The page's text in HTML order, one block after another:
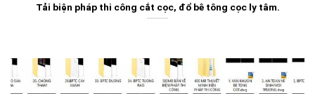
Tải biện pháp thi công cắt cọc, đổ bê tông cọc ly tâm.